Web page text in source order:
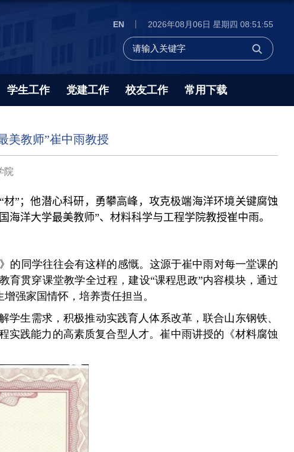
EN 2026年08月06日 星期四 08:51:57
学生工作 党建工作 校友工作 常用下载
美教师”崔中雨教授
院
材”；他潜心科研，
勇攀高峰，攻克极端海洋环境关键腐蚀
海洋大学最美教师”、 材料科学与工程学院教授崔中雨。
的同学往往会有这样的感慨。这源于崔中雨对每一堂课的
贯穿课堂教学全过程，建设“课程思政”内容模块，通过
强家国情怀，培养责任担当。
生需求，积极推动实践育人体系改革，联合山东钢铁、
实践能力的高素质复合型人才。崔中雨讲授的《材料腐蚀